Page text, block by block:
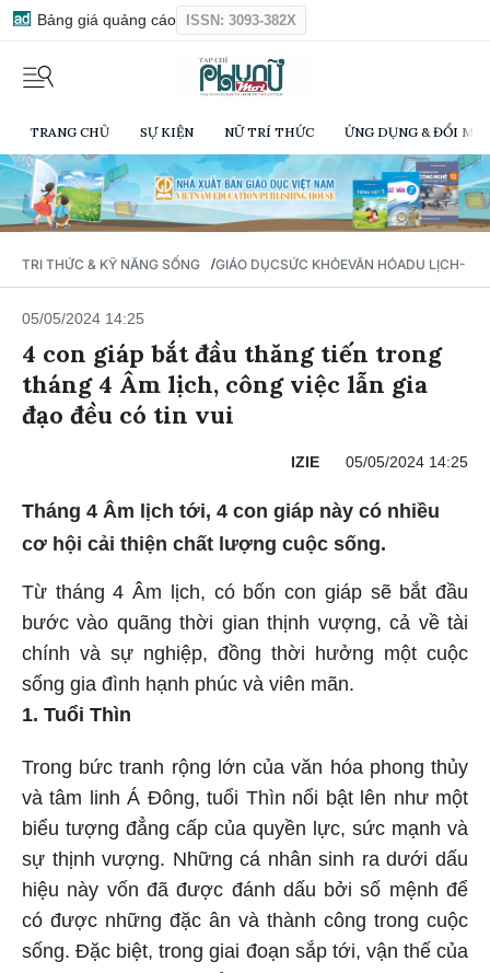
Bảng giá quảng cáo ISSN: 3093-382X
TRANG CHỦ SỰ KIỆN NỮ TRÍ THỨC ỨNG DỤNG & ĐỔI
TRI THỨC & KỸ NĂNG SỐNG /GIÁO DỤCSỨC KHỎEVĂN HÓADU LỊCH-
05/05/2024 14:25
4 con giáp bắt đầu thăng tiến trong
tháng 4 Âm lịch, công việc lẫn gia
đạo đều có tin vui
IZIE 05/05/2024 14:25
Tháng 4 Âm lịch tới, 4 con giáp này có nhiều
cơ hội cải thiện chất lượng cuộc sống.
Từ tháng 4 Âm lịch, có bốn con giáp sẽ bắt đầu
bước vào quãng thời gian thịnh vượng, cả về tài
chính và sự nghiệp, đồng thời hưởng một cuộc
sống gia đình hạnh phúc và viên mãn.
1. Tuổi Thìn
Trong bức tranh rộng lớn của văn hóa phong thủy
và tâm linh Á Đông, tuổi Thìn nổi bật lên như một
biểu tượng đẳng cấp của quyền lực, sức mạnh và
sự thịnh vượng. Những cá nhân sinh ra dưới dấu
hiệu này vốn đã được đánh dấu bởi số mệnh để
có được những đặc ân và thành công trong cuộc
sống. Đặc biệt, trong giai đoạn sắp tới, vận thế của